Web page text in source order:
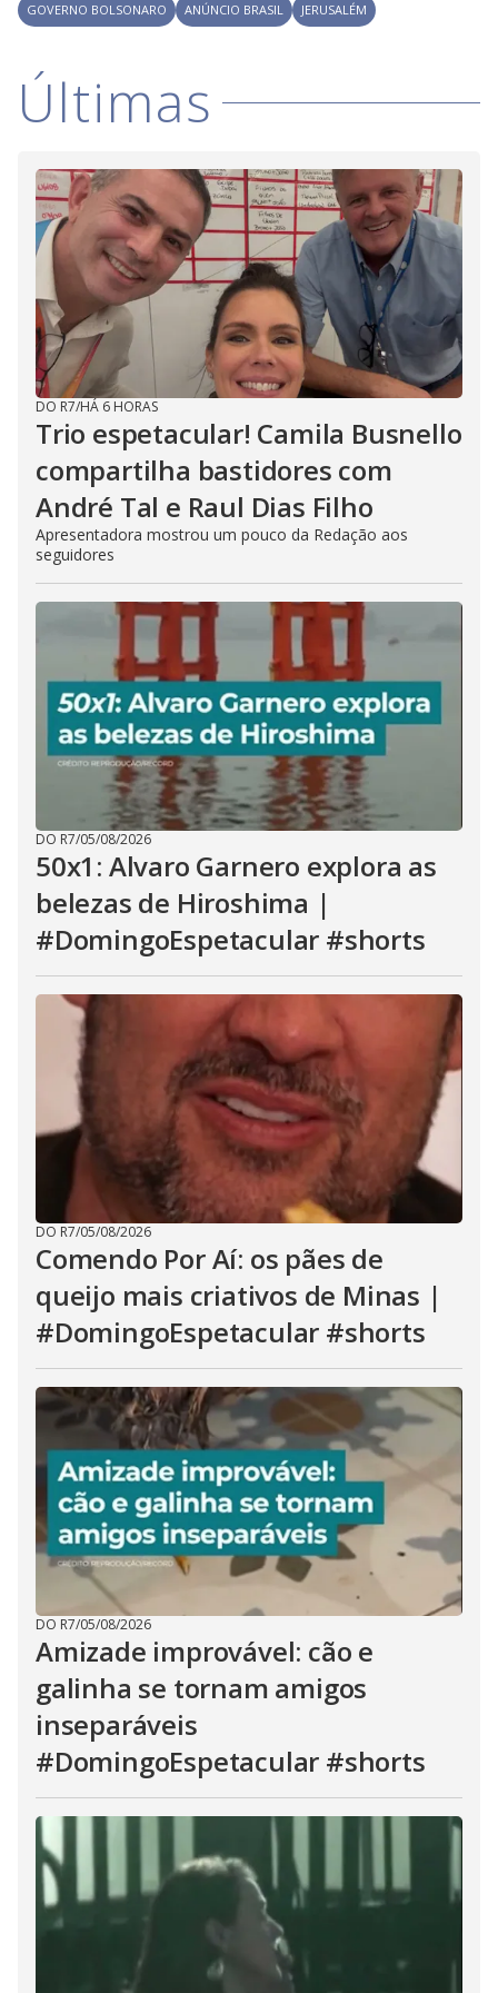
V
i
d
e
o
d
o
GOVERNO BOLSONARO
ANÚNCIO BRASIL JERUSALÉM
Últimas
DO R7/HÁ 6 HORAS
Trio espetacular! Camila Busnello
compartilha bastidores com
André Tal e Raul Dias Filho
Apresentadora mostrou um pouco da Redação aos
seguidores
DO R7/05/08/2026
50x1: Alvaro Garnero explora as
belezas de Hiroshima |
#DomingoEspetacular #shorts
DO R7/05/08/2026
Comendo Por Aí: os pães de
queijo mais criativos de Minas |
#DomingoEspetacular #shorts
DO R7/05/08/2026
Amizade improvável: cão e
galinha se tornam amigos
inseparáveis
#DomingoEspetacular #shorts